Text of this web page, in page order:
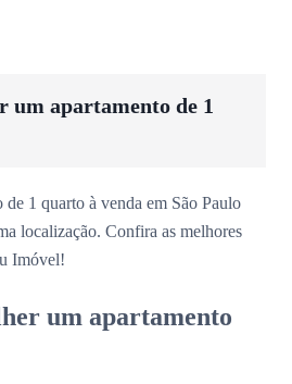
um apartamento de 1
de 1 quarto à venda em São Paulo
localização. Confira as melhores
Imóvel!
um apartamento